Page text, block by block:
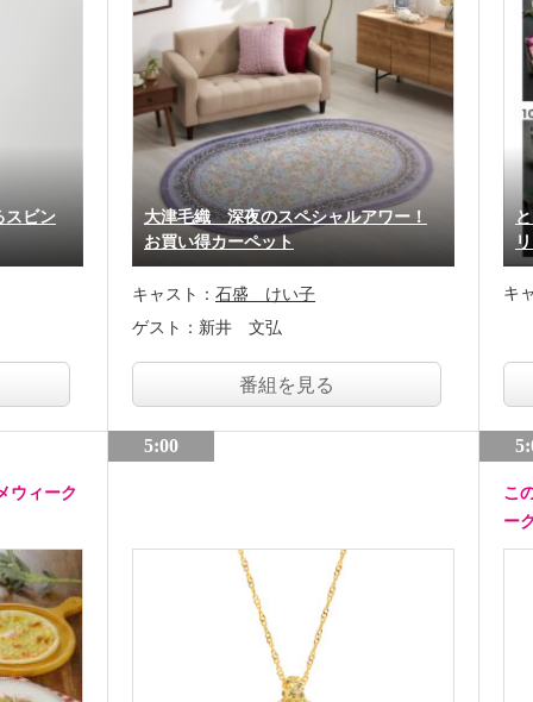
ビン
ウィーク
大津毛織 深夜のスペシャルアワー！
お買い得カーペット
キャスト： 石盛 けい子
ゲスト： 新井 文弘
番組を見る
5:00
キ
こ
ー